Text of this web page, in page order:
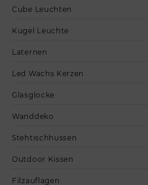
Cube Leuchten
Kugel Leuchte
Laternen
Led Wachs Kerzen
Glasglocke
Wanddeko
Stehtischhussen
Outdoor Kissen
Filzauflagen